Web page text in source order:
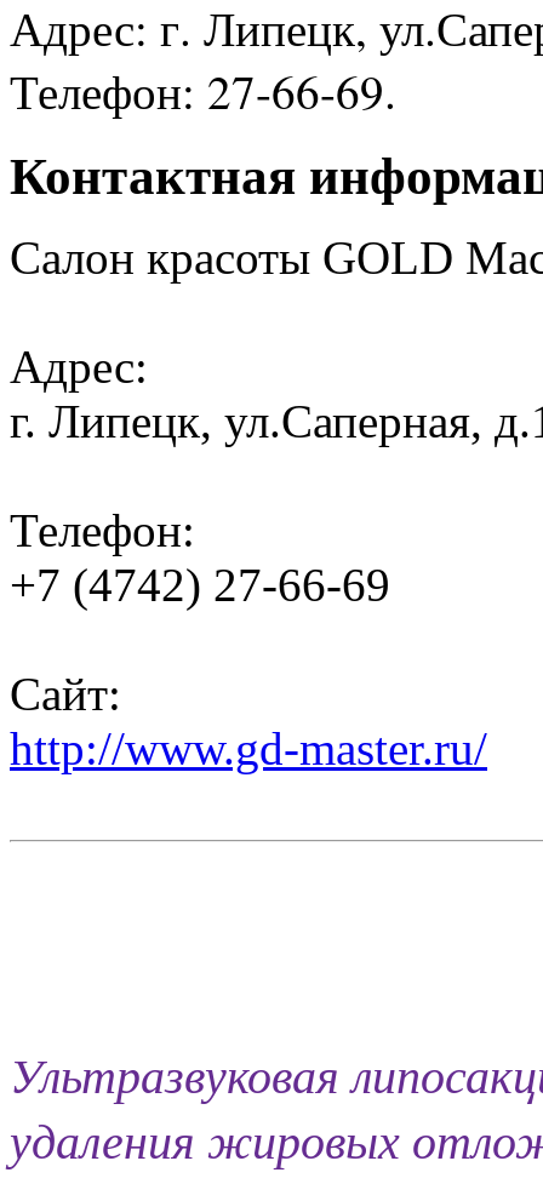
Адрес: г. Липецк,
Телефон: 27-66-69.
Контактная
Салон красоты GOLD
Адрес:
г. Липецк, ул.Саперная,
Телефон:
+7 (4742) 27-66-69
Сайт:
http://www.gd-master.ru/
Ультразвуковая
удаления жировых